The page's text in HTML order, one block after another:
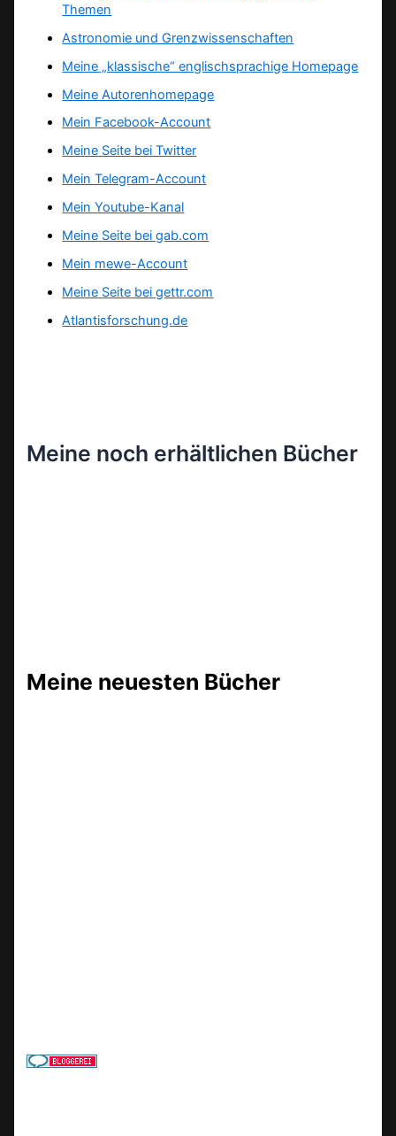
Themen
Astronomie und Grenzwissenschaften
Meine „klassische“ englischsprachige Homepage
Meine Autorenhomepage
Mein Facebook-Account
Meine Seite bei Twitter
Mein Telegram-Account
Mein Youtube-Kanal
Meine Seite bei gab.com
Mein mewe-Account
Meine Seite bei gettr.com
Atlantisforschung.de
Meine noch erhältlichen Bücher
Meine neuesten Bücher